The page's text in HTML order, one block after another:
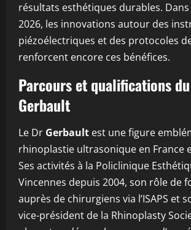
résultats esthétiques durables.
2026, les innovations autour des
piézoélectriques et des protocoles
renforcent encore ces bénéfices.
Parcours et qualifications
Gerbault
Le Dr Gerbault est une figure
rhinoplastie ultrasonique en France
Ses activités à la Policlinique
Vincennes depuis 2004, son rôle de
auprès de chirurgiens via l’ISAPS et
vice-président de la Rhinoplasty